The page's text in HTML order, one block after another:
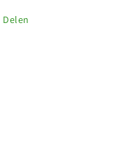
Delen